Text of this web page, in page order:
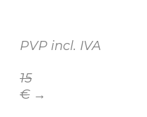
PVP incl. IVA
15
€→